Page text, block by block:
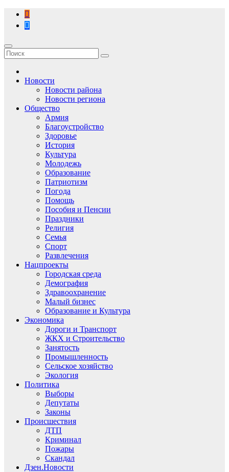
Перейти
содержимому
Новости
Новости района
Новости региона
Общество
Армия
Благоустройство
Здоровье
История
Культура
Молодежь
Образование
Патриотизм
Погода
Помощь
Пособия и Пенсии
Праздники
Религия
Семья
Спорт
Развлечения
Нацпроекты
Городская среда
Демография
Здравоохранение
Малый бизнес
Образование и Культура
Экономика
Дороги и Транспорт
ЖКХ и Строительство
Занятость
Промышленность
Сельское хозяйство
Экология
Политика
Выборы
Депутаты
Законы
Происшествия
ДТП
Криминал
Пожары
Скандал
Дзен.Новости